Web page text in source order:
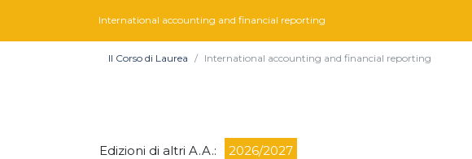
International accounting and financial reporting
Il Corso di Laurea International accounting and financial reporting
Edizioni di altri A.A.: 2026/2027